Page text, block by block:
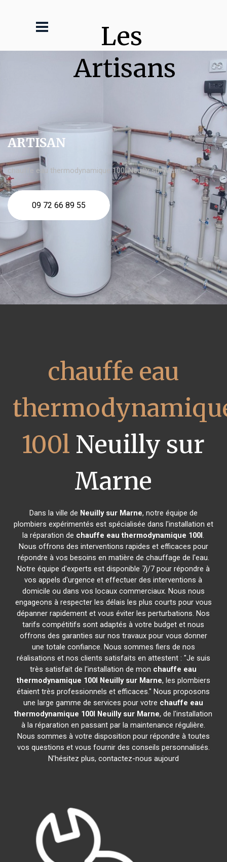
Les
Artisans
ARTISAN
chauffe eau thermodynamique 100l Neuilly sur Marne
09 72 66 89 55
chauffe eau
100l Neuilly sur
Marne
Dans la ville de Neuilly sur Marne, notre équipe de
plombiers expérimentés est spécialisée dans l'installation et
la réparation de chauffe eau thermodynamique 100l.
Nous offrons des interventions rapides et efficaces pour
répondre à vos besoins en matière de chauffage de l'eau.
Notre équipe d'experts est disponible 7j/7 pour répondre à
vos appels d'urgence et effectuer des interventions à
domicile ou dans vos locaux commerciaux. Nous nous
engageons à respecter les délais les plus courts pour vous
dépanner rapidement et vous éviter les perturbations. Nos
tarifs compétitifs sont adaptés à votre budget et nous
offrons des garanties sur nos travaux pour vous donner
une totale confiance. Nous sommes fiers de nos
réalisations et nos clients satisfaits en attestent : "Je suis
très satisfait de l'installation de mon chauffe eau
thermodynamique 100l Neuilly sur Marne, les plombiers
étaient très professionnels et efficaces." Nous proposons
une large gamme de services pour votre chauffe eau
thermodynamique 100l Neuilly sur Marne, de l'installation
à la réparation en passant par la maintenance régulière.
Nous sommes à votre disposition pour répondre à toutes
vos questions et vous fournir des conseils personnalisés.
N'hésitez plus, contactez-nous aujourd